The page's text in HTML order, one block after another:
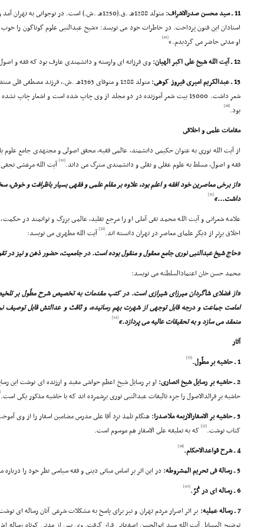
11 ـ سید محسن صدرالاشراف:
متولد 1288هـ .ق.(1250هـ .ش.) است. در نوجوانى
استادان این فنون پرداخت. در خاطرات خود مى نویسد: «شیخ عبدالنبى علوم گوناگون
او مدتى حاضر مى گردیدم.»[26]
12 ـ آیت الله شیخ على اکبر الهیان:
وى فرزانه اى وارسته و دانشمندى عارف بود که فقه و
13 ـ عبدالکریم امیرى فیروز کوهى:
متولد 1288 و متوفاى 1363هـ .ش.،
شعر داشت. 15000 بیت شعر آموزنده در دو مجلد از وى چاپ شده است و اشعار
بود.[28]
مقامات علمى و اخلاقى
از آیت الله نورى به عنوان حکیمى دانشمند، عالمى فقیه، محقق اصولى و مجتهدى جامع علوم
فقه و اصول، مسلط به علوم عقلى و نقلى و دانشمندى سترگ مى داند.[30]
آیت الله مرعشى
«از برخى معاصرین خود افقه و اعلم بود، علاوه بر مقام علمى و فقهى بسیار باظرافت و
داشت...»[31]
علامه شعرانى و آیت الله محمد تقى آملى او را مرجع تقلید، عالمى بزرگ و توانمند در
اخلاق برتر از دیگر علماى معاصر در تهران دانسته اند.[32]
آیت الله مطهرى مى نویسد:
«حاج شیخ عبدالنبى نورى جامع معقول و منقول بوده است. در جامعیت، حضور ذهن و نیز در
محمد حسن خان اعتمادالسلطنه مى نویسد:
«از فضلاى شاگردان میرزاى شیرازى است. در کتب مقدمات به تخصیص شرح مطّول بر
امامت جماعت و درجه قابل توجهى از شهرت بهم رسانیده، و ثاقث و عدالتش قابل
منعقد مى سازد و به تحقیقات عالیه مى پردازد.»[34]
آثار
1 ـ حاشیه بر مطّول.
[35]
2 ـ حاشیه بر رسایل شیخ انصارى:
او بر رسایل شیخ اعظم حواشى مفید و ارزنده اى نوشت این
حاشیه بر فرائدالاصول را جزء تالیفات عبدالنبى نورى برشمرده اند که با حاشیه مذکور یکى است.[36]
3 ـ حاشیه بر الاسفارالاربعه ملاصدرا:
هنگام تلمذ نزد آقا على مدرس مضامین اسفار را از وى
کتاب نوشت.[37]
که به تعلیقه على الاسفار هم موسوم است.
4 ـ شرح قواعدالاحکام.
[38]
5 ـ رسالة فى تحریم المشروطه:
در این اثر بر اساس مبانى دینى و فقه سیاسى نظر خود را
6 ـ رساله اى در کُرّ.
[40]
7 ـ رساله عملیه:
بر اثر اصرار مردم تهران و نیز براى پاسخ به مشکلات شرعى آنان رساله اى